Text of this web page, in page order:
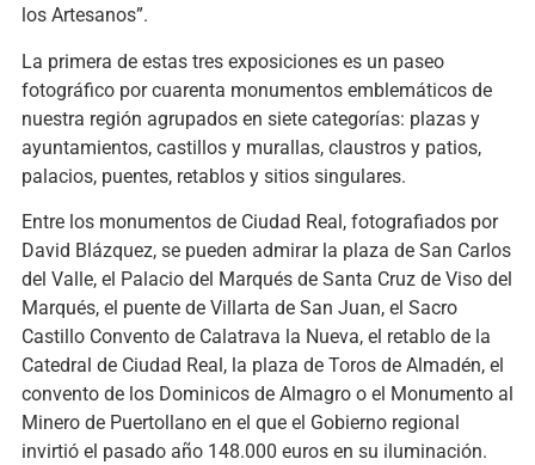
los Artesanos”.
La primera de estas tres exposiciones es un paseo
fotográfico por cuarenta monumentos emblemáticos de
nuestra región agrupados en siete categorías: plazas y
ayuntamientos, castillos y murallas, claustros y patios,
palacios, puentes, retablos y sitios singulares.
Entre los monumentos de Ciudad Real, fotografiados por
David Blázquez, se pueden admirar la plaza de San Carlos
del Valle, el Palacio del Marqués de Santa Cruz de Viso del
Marqués, el puente de Villarta de San Juan, el Sacro
Castillo Convento de Calatrava la Nueva, el retablo de la
Catedral de Ciudad Real, la plaza de Toros de Almadén, el
convento de los Dominicos de Almagro o el Monumento al
Minero de Puertollano en el que el Gobierno regional
invirtió el pasado año 148.000 euros en su iluminación.